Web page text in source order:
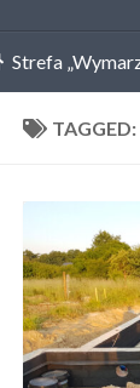
Strefa
TAGGED: